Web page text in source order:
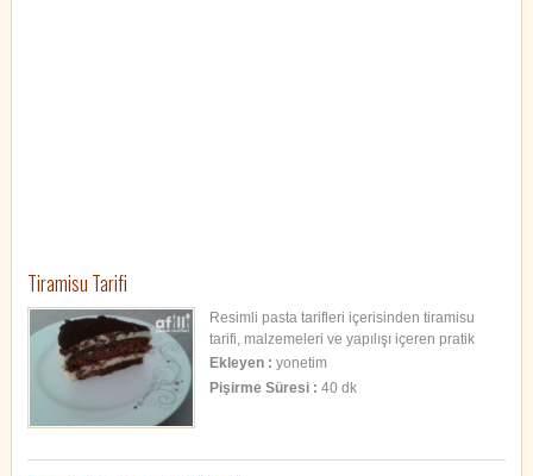
Tiramisu Tarifi
Resimli pasta tarifleri içerisinden tiramisu
tarifi, malzemeleri ve yapılışı içeren pratik
tarif.
Ekleyen : yonetim
Pişirme Süresi : 40 dk